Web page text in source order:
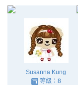
Susanna Kung
等級：8